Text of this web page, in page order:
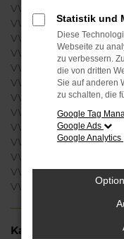
VW Passat Variant
VW Polo Berlin
VW T-Roc Berlin
VW Tiguan Berlin
VW Tiguan Allspace
VW Touareg Berlin
VW up! Berlin
VW T-Cross Berlin
VW ID.3 Berlin
VW ID.4 Berlin
VW Taigo Berlin
VW ID.5 Berlin
VW ID.7 Berlin
Kategorie
Statistik und
Diese
Webseite zu
zu verbessern.
die von dritten
Sie auf anderen
zu schalten, die
Google Tag
Google Ads
Google Analytics